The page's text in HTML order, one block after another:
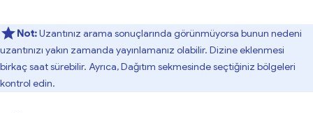
Not:Uzantınız arama sonuçlarında görünmüyorsa bunun nedeni
uzantınızı yakın zamanda yayınlamanız olabilir. Dizine eklenmesi
birkaç saat sürebilir. Ayrıca, Dağıtım sekmesinde seçtiğiniz bölgeleri
kontrol edin.